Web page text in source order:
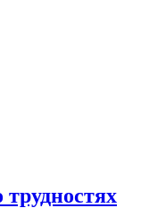
трудностях